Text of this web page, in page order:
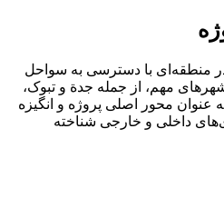
در منطقه‌ای با دسترسی به سواحل
مهم، از جمله جدة و تبوک،
عنوان محور اصلی پروژه و انگیزه
داخلی و خارجی شناخته